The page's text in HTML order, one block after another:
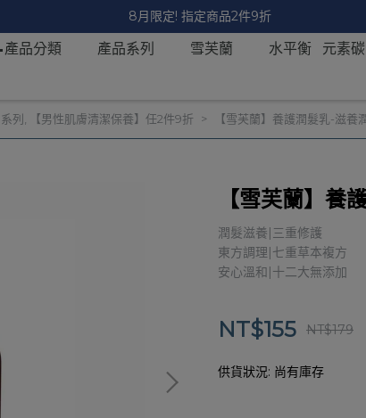
📣限時滿299超取免運 ! 新會員現領 $100 優惠券
產品分類 產品系列 雪芙蘭 水平衡 元素碳
列 【男性肌膚清潔保養】任2件9折 【雪芙蘭】養護潤髮乳-滋養
【雪芙蘭】養
潤髮滋養|三重修護
東方調理|七重草本複方
安心溫和|十二大無添加
NT$155 NT$179
供貨狀況: 尚有庫存